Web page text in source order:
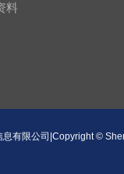
料
息有限公司|Copyright ©